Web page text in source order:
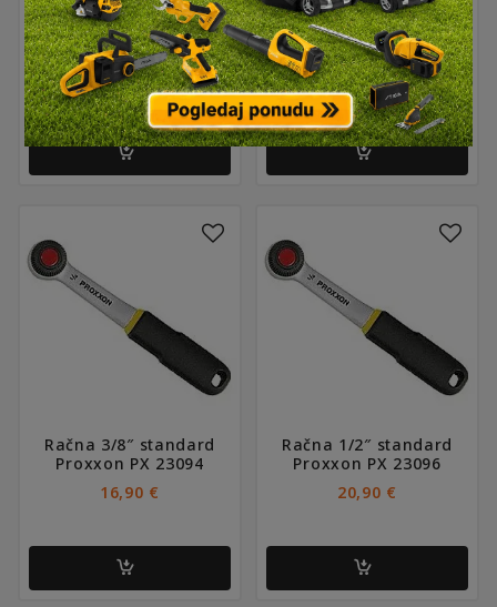
Moment ključ
MicroClick MC 320
Proxxon PX23354
136,90€
Račna 1/4″ standard
Proxxon PX 23092
12,90€
Račna 3/8″ standard
Proxxon PX 23094
16,90 €
Račna 1/2″ standard
Proxxon PX 23096
20,90 €